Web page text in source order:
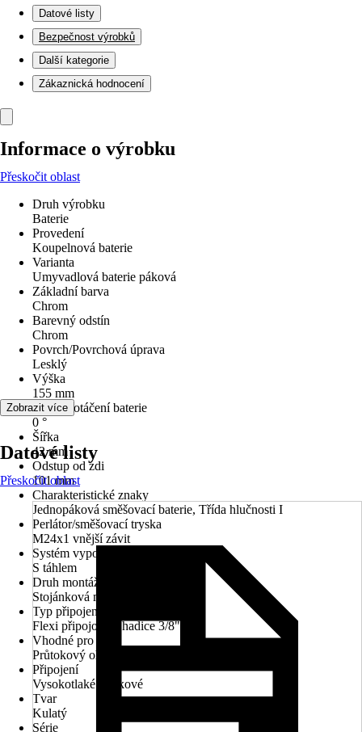
Datové listy
Bezpečnost výrobků
Další kategorie
Zákaznická hodnocení
Informace o výrobku
Přeskočit oblast
Druh výrobku
Baterie
Provedení
Koupelnová baterie
Varianta
Umyvadlová baterie páková
Základní barva
Chrom
Barevný odstín
Chrom
Povrch/Povrchová úprava
Lesklý
Výška
155 mm
Rozsah otáčení baterie
0 °
Šířka
42 mm
Odstup od zdi
101 mm
Charakteristické znaky
Jednopáková směšovací baterie, Třída hlučnosti I
Perlátor/směšovací tryska
M24x1 vnější závit
Systém vypouštění
S táhlem
Druh montáže
Stojánková montáž
Typ připojení
Flexi připojovací hadice 3/8"
Vhodné pro
Průtokový ohřívač
Připojení
Vysokotlaké - tlakové
Tvar
Kulatý
Série
Zobrazit více
Datové listy
Přeskočit oblast